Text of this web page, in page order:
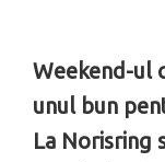
Weekend-ul
unul bun
La Norisring